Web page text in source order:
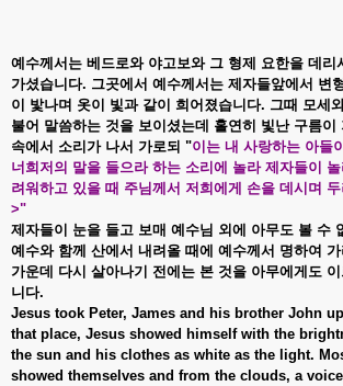
예수께서는 베드로와 야고보와 그 형제 요한을 데리
가셨습니다. 그곳에서 예수께서는 제자들앞에서 변
이 밫나며 옷이 빛과 같이 희어졌습니다. 그때 모세
불어 말씀하는 것을 보이셨는데 홀연히 빛난 구름이
속에서 소리가 나서 가로되 "이는 내 사랑하는 아들
너희저의 말을 들으라 하는 소리에 놀라 제자들이
려워하고 있을 때 주님께서 저희에게 손을 데시며
>"
제자들이 눈을 들고 보매 예수님 외에 아무도 볼 수
예수와 함께 산에서 내려올 때에 예수께서 명하여
가운데 다시 살아나기 전에는 본 것을 아무에게도
니다.
Jesus took Peter, James and his brother John
that place, Jesus showed himself with the
the sun and his clothes as white as the light.
showed themselves and from the clouds, a